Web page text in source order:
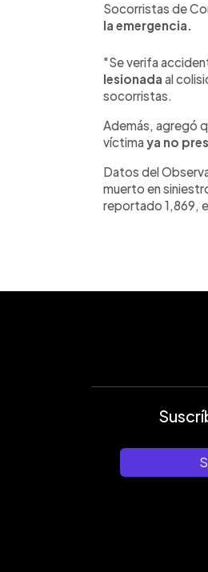
Socorristas de
la emergencia.
"Se verifa
lesionada al
socorristas.
Además, agregó
víctimaya no
Datos del
muerto en
reportado 1,869,